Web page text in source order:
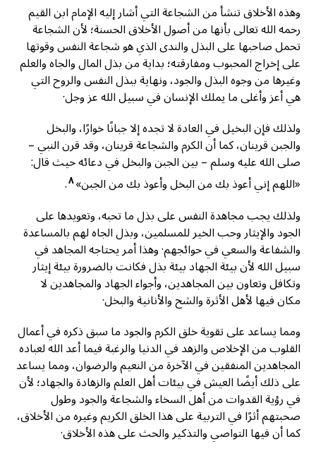
وهذه الأخلاق تنشأ من الشجاعة التي أشار إليه الإمام ابن القيم
رحمه الله تعالى بأنها من أصول الأخلاق الحسنة؛ لأن الشجاعة
تحمل صاحبها على البذل والندى الذي هو شجاعة النفس وقوتها
على إخراج المحبوب ومفارقته؛ بداية من بذل المال والجاه والعلم
وغيرها من وجوه البذل والجود، ونهاية ببذل النفس والروح التي
هي أعز وأغلى ما يملك الإنسان في سبيل الله عز وجل·
ولذلك فإن البخيل في العادة لا تجده إلا جبانًا خوارًا، والبخل
والجبن قرينان، كما أن الكرم والشجاعة قرينان، وقد قرن النبي –
صلى الله عليه وسلم – بين الجبن والبخل في دعائه حيث قال:
«اللهم إني أعوذ بك من البخل وأعوذ بك من الجبن»٨.
ولذلك يجب مجاهدة النفس على بذل ما تحبه، وتعويدها على
الجود والإيثار وحب الخير للمسلمين، وبذل الجاه لهم بالمساعدة
والشفاعة والسعي في حوائجهم· وهذا أمر يحتاجه المجاهد في
سبيل الله لأن بيئة الجهاد بيئة بذل فكانت بالضرورة بيئة إيثار
وتكافل وتعاون بين المجاهدين، وأجواء الجهاد والمجاهدين لا
مكان فيها لأهل الأثرة والشح والأنانية والبخل·
ومما يساعد على تقوية خلق الكرم والجود ما سبق ذكره في أعمال
القلوب من الإخلاص والزهد في الدنيا والرغبة فيما أعد الله لعباده
المجاهدين المنفقين في الآخرة من النعيم والرضوان، ومما يساعد
على ذلك أيضًا العيش في بيئات أهل العلم والزهادة والجهاد؛ لأن
في رؤية القدوات من أهل السخاء والشجاعة والجود وطول
صحبتهم أثرًا في التربية على هذا الخلق الكريم وغيره من الأخلاق،
كما أن فيها التواصي والتذكير والحث على هذه الأخلاق·